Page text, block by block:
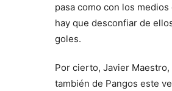
pasa como con los
hay que desconfiar de
goles.
Por cierto, Javier
también de Pangos este